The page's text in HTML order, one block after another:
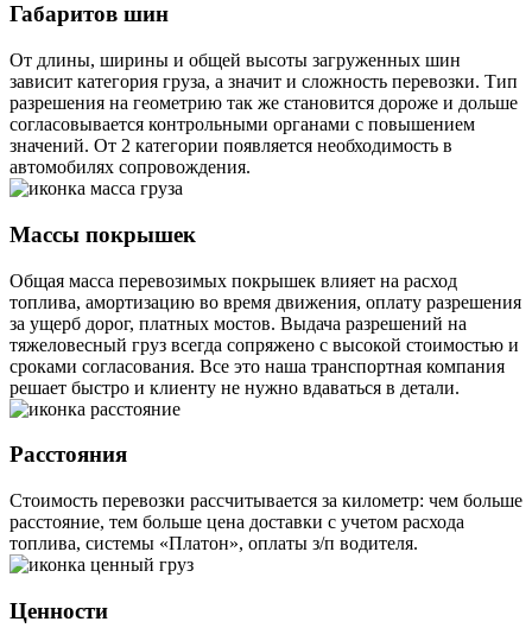
Габаритов шин
От длины, ширины и общей высоты загруженных шин
зависит категория груза, а значит и сложность перевозки. Тип
разрешения на геометрию так же становится дороже и дольше
согласовывается контрольными органами с повышением
значений. От 2 категории появляется необходимость в
автомобилях сопровождения.
Массы покрышек
Общая масса перевозимых покрышек влияет на расход
топлива, амортизацию во время движения, оплату разрешения
за ущерб дорог, платных мостов. Выдача разрешений на
тяжеловесный груз всегда сопряжено с высокой стоимостью и
сроками согласования. Все это наша транспортная компания
решает быстро и клиенту не нужно вдаваться в детали.
Расстояния
Стоимость перевозки рассчитывается за километр: чем больше
расстояние, тем больше цена доставки с учетом расхода
топлива, системы «Платон», оплаты з/п водителя.
Ценности